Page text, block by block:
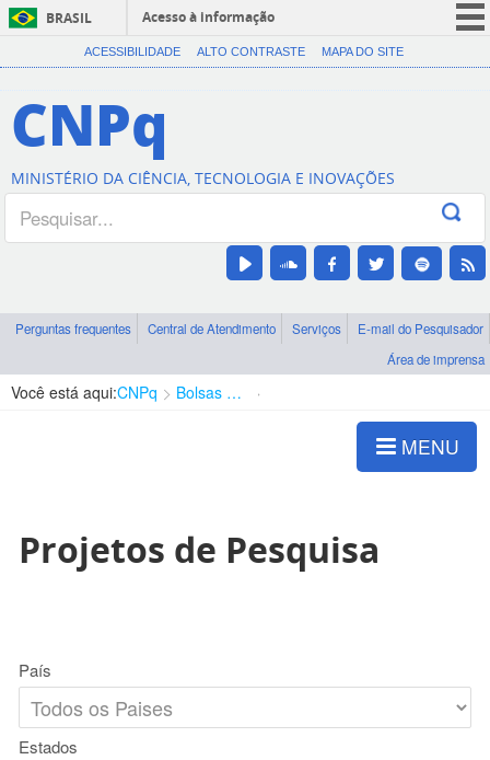
BRASIL
Acesso à informação
CORONAVÍRUS (COVID-19)
Canais
ACESSIBILIDADE ALTO CONTRASTE MAPA DO SITE
CNPq
MINISTÉRIO DA CIÊNCIA, TECNOLOGIA E INOVAÇÕES
Perguntas frequentes Central de Atendimento Serviços
E-mail do Pesquisador
Área de imprensa
Você está aqui:CNPq Bolsas e Auxílios Vigentes
MENU
Projetos de Pesquisa
País
Estados